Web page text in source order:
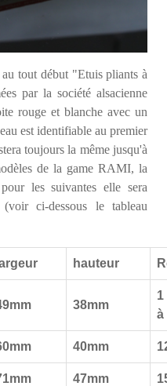
tout début "Etuis pliants à
par la société alsacienne
rouge et blanche avec un
est identifiable au premier
toujours la même jusqu'à
de la game RAMI, la
les suivantes elle sera
ci-dessous le tableau
hauteur
38mm
1
à
40mm
47mm